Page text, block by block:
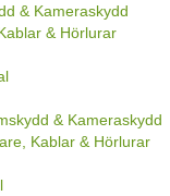
& Kameraskydd
& Hörlurar
& Kameraskydd
Kablar & Hörlurar